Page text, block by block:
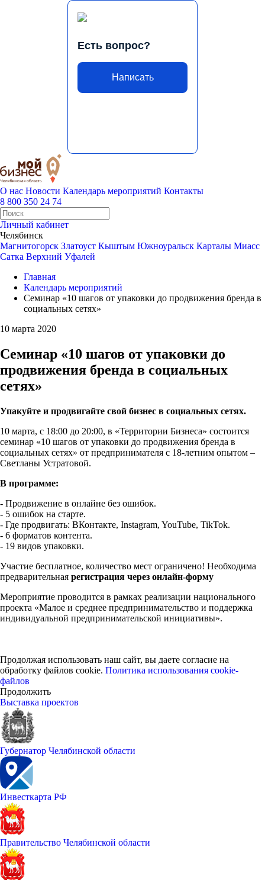
Есть вопрос?
Написать
О нас Новости Календарь мероприятий Контакты
8 800 350 24 74
Личный кабинет
Челябинск
Магнитогорск Златоуст Кыштым Южноуральск Карталы Миасс
Сатка Верхний Уфалей
Главная
Календарь мероприятий
Семинар «10 шагов от упаковки до продвижения бренда в
социальных сетях»
10 марта 2020
Семинар «10 шагов от упаковки до
продвижения бренда в социальных
сетях»
Упакуйте и продвигайте свой бизнес в социальных сетях.
10 марта, с 18:00 до 20:00, в «Территории Бизнеса» состоится
семинар «10 шагов от упаковки до продвижения бренда в
социальных сетях» от предпринимателя с 18-летним опытом –
Светланы Устратовой.
В программе:
- Продвижение в онлайне без ошибок.
- 5 ошибок на старте.
- Где продвигать: ВКонтакте, Instagram, YouTube, TikTok.
- 6 форматов контента.
- 19 видов упаковки.
Участие бесплатное, количество мест ограничено! Необходима
предварительная регистрация через онлайн-форму
Мероприятие проводится в рамках реализации национального
проекта «Малое и среднее предпринимательство и поддержка
индивидуальной предпринимательской инициативы».
Продолжая использовать наш сайт, вы даете согласие на
обработку файлов cookie. Политика использования cookie-
файлов
Продолжить
Выставка проектов
Губернатор Челябинской области
Инвесткарта РФ
Правительство Челябинской области